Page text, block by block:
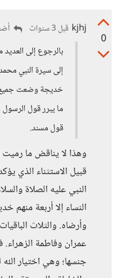
0
kjhj قبل 3 سنوات
بالرجوع إلى العديد
إلى سيرة النبي
خديجة وضعت جميع
ما يبرر قول
قول مسند.
وهذا لا يناقض ما
قبيل الاستثناء الذي
النبي عليه الصلاة
النساء إلا أربعة منهم
وأرضاه. والثلاث
عمران وفاطمة
جنسها؛ وهي اختيار